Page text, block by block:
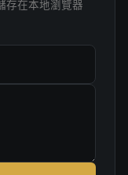
存在本地瀏覽器